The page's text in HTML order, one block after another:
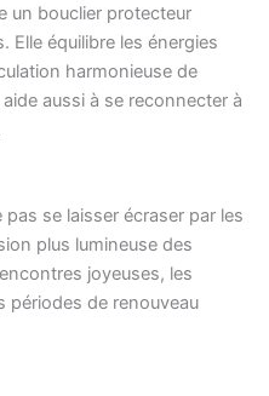
un bouclier protecteur
Elle équilibre les énergies
harmonieuse de
aussi à se reconnecter à
pas se laisser écraser par les
plus lumineuse des
joyeuses, les
périodes de renouveau